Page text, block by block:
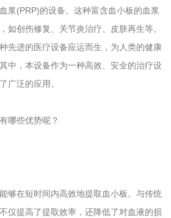
浆(PRP)的设备。这种富含血小板的血浆
如创伤修复、关节炎治疗、皮肤再生等。
先进的医疗设备应运而生，为人类的健康
中，本设备作为一种高效、安全的治疗设
广泛的应用。
些优势呢？
在短时间内高效地提取血小板。与传统
仅提高了提取效率，还降低了对血液的损